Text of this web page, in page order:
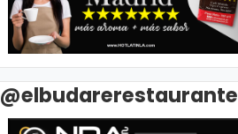
@elbudarerestaurante